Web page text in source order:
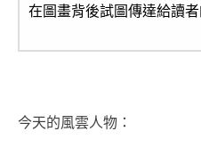
在圖畫背後試圖傳達給讀
今天的風雲人物：